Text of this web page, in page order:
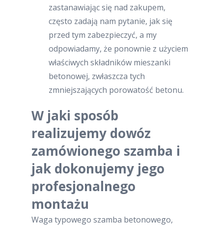
zastanawiając się nad zakupem,
często zadają nam pytanie, jak się
przed tym zabezpieczyć, a my
odpowiadamy, że ponownie z użyciem
właściwych składników mieszanki
betonowej, zwłaszcza tych
zmniejszających porowatość betonu.
W jaki sposób
realizujemy dowóz
zamówionego szamba i
jak dokonujemy jego
profesjonalnego
montażu
Waga typowego szamba betonowego,